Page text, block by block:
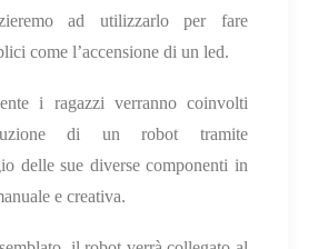
ad utilizzarlo per fare
come l’accensione di un led.
i ragazzi verranno coinvolti
di un robot tramite
delle sue diverse componenti in
e creativa.